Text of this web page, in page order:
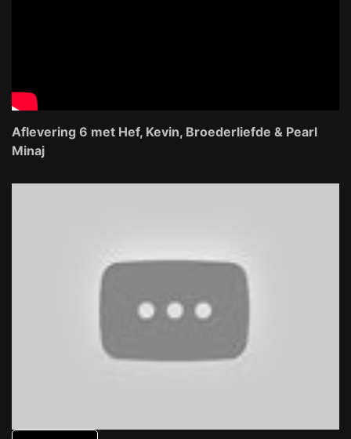
Aflevering 6 met Hef, Kevin, Broederliefde & Pearl
Minaj